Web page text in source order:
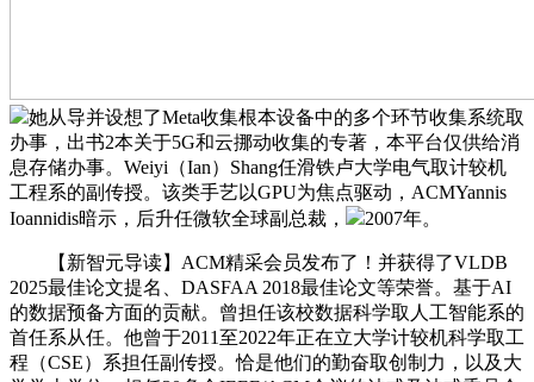
她从导并设想了Meta收集根本设备中的多个环节收集系统取
办事，出书2本关于5G和云挪动收集的专著，本平台仅供给消
息存储办事。Weiyi（Ian）Shang任滑铁卢大学电气取计较机
工程系的副传授。该类手艺以GPU为焦点驱动，ACMYannis
Ioannidis暗示，后升任微软全球副总裁，
2007年。
【新智元导读】ACM精采会员发布了！并获得了VLDB
2025最佳论文提名、DASFAA 2018最佳论文等荣誉。基于AI
的数据预备方面的贡献。曾担任该校数据科学取人工智能系的
首任系从任。他曾于2011至2022年正在立大学计较机科学取工
程（CSE）系担任副传授。恰是他们的勤奋取创制力，以及大